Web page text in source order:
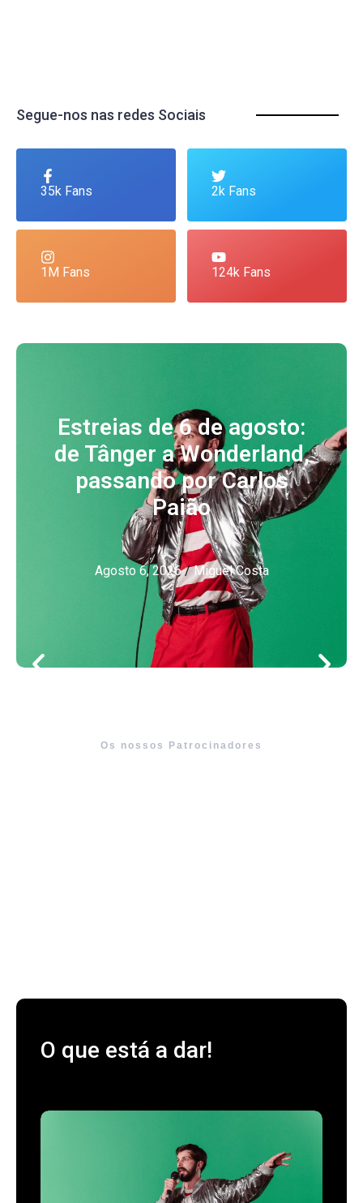
Segue-nos nas redes Sociais
35k Fans 2k Fans
1M Fans 124k Fans
Estreias de 6 de agosto:
de Tânger a Wonderland,
passando por Carlos
Paião
Agosto 6, 2026 / Miguel Costa
Os nossos Patrocinadores
O que está a dar!